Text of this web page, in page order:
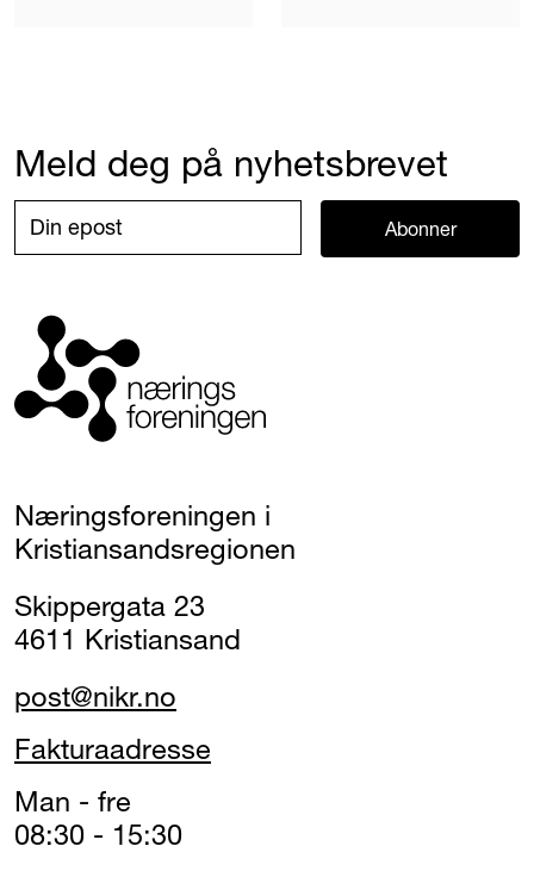
Meld deg på nyhetsbrevet
Abonner
Næringsforeningen i
Kristiansandsregionen
Skippergata 23
4611 Kristiansand
post@nikr.no
Fakturaadresse
Man - fre
08:30 - 15:30